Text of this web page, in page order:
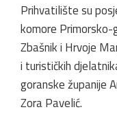
Prihvatilište su
komore Primorsko-
Zbašnik i Hrvoje
i turističkih
goranske županije
Zora Pavelić.